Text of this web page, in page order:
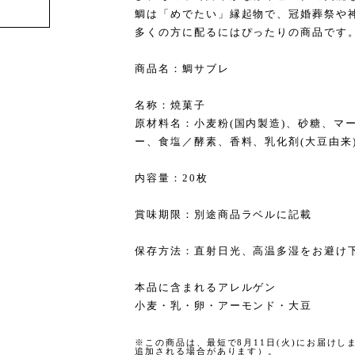
鯛は「めでたい」縁起物で、冠婚葬祭や
多くの方に配るにはぴったりの商品です
商品名：鯛サブレ
名称：焼菓子
原材料名：小麦粉(国内製造)、砂糖、マ
ー、食塩／酵素、香料、乳化剤(大豆由
内容量：20枚
賞味期限：別途商品ラベルに記載
保存方法：直射日光、高温多湿をお避け
本品に含まれるアレルゲン
小麦・乳・卵・アーモンド・大豆
※この商品は、最短で8月11日(火)にお届けし
追加される場合があります）。